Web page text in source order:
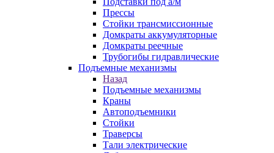
Прессы
Стойки трансмиссионные
Домкраты аккумуляторные
Домкраты реечные
Трубогибы гидравлические
Подъемные механизмы
Назад
Подъемные механизмы
Краны
Автоподъемники
Стойки
Траверсы
Тали электрические